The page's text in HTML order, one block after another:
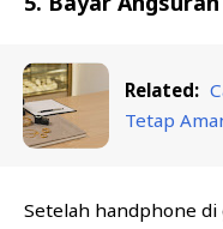
Related:
Tetap
Setelah handphone di